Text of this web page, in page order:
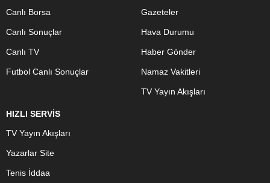
Canlı Borsa
Canlı Sonuçlar
Canlı TV
Futbol Canlı Sonuçlar
Gazeteler
Hava Durumu
Haber Gönder
Namaz Vakitleri
TV Yayın Akışları
HIZLI SERVİS
TV Yayın Akışları
Yazarlar Site
Tenis İddaa